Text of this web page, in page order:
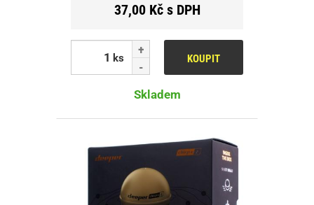
37,00 Kč s DPH
ks KOUPIT
Skladem